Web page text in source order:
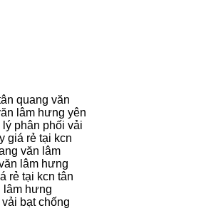
quang văn
lâm hưng yên
phân phối vải
giá rẻ tại kcn
văn lâm
lâm hưng
rẻ tại kcn tân
lâm hưng
bạt chống